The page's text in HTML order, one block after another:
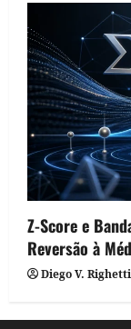
Z-Score e
Reversão à
Diego V. Righetti